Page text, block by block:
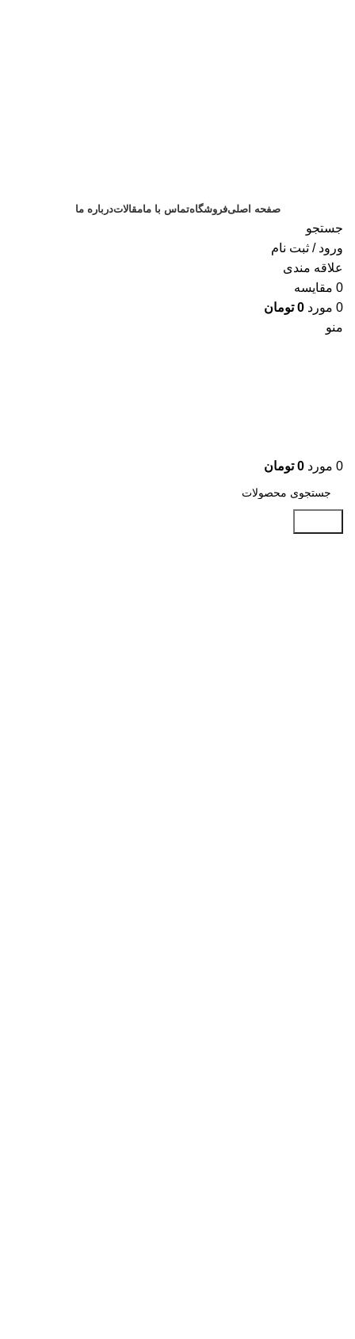
صفحه اصلیفروشگاهتماس با مامقالاتدرباره ما
جستجو
ورود / ثبت نام
علاقه مندی
0 مقايسه
0 مورد 0 تومان
منو
0 مورد 0 تومان